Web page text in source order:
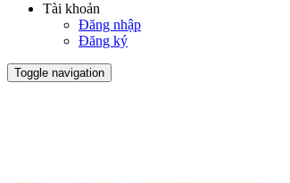
Tài khoản
Đăng nhập
Đăng ký
Toggle navigation